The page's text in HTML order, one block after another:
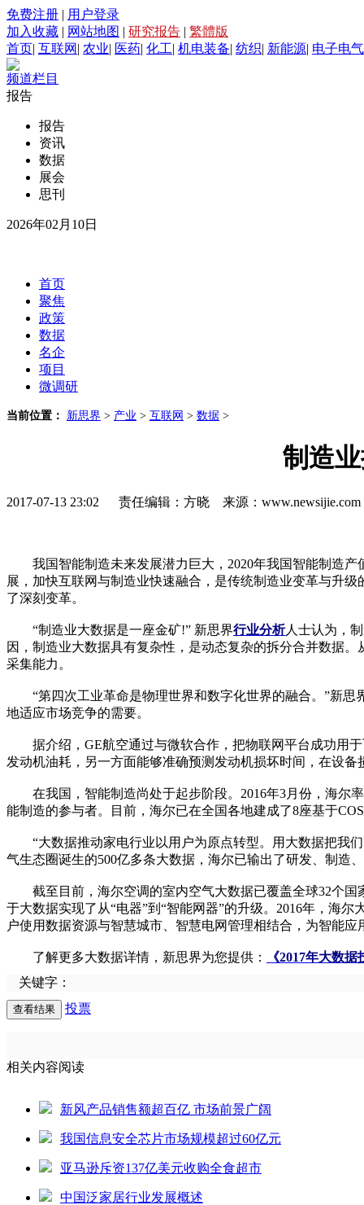
免费注册 | 用户登录
加入收藏 | 网站地图 | 研究报告 | 繁體版
首页| 互联网 | 农业| 医药| 化工| 机电装备| 纺织| 新能源| 电子电气
频道栏目
报告
报告
资讯
数据
展会
思刊
2026年02月10日
首页
聚焦
政策
数据
名企
项目
微调研
当前位置： 新思界 > 产业 > 互联网 > 数据 >
制造
2017-07-13 23:02 责任编辑：方晓 来源：
我国智能制造未来发展潜力巨大，2020年我国智能制造产
展，加快互联网与制造业快速融合，是传统制造业变革与升
了深刻变革。
“制造业大数据是一座金矿!” 新思界行业分析人士认为，
因，制造业大数据具有复杂性，是动态复杂的拆分合并数据
采集能力。
“第四次工业革命是物理世界和数字化世界的融合。”新思
地适应市场竞争的需要。
据介绍，GE航空通过与微软合作，把物联网平台成功用于
发动机油耗，另一方面能够准确预测发动机损坏时间，在设
在我国，智能制造尚处于起步阶段。2016年3月份，海尔率
能制造的参与者。目前，海尔已在全国各地建成了8座基于
“大数据推动家电行业以用户为原点转型。用大数据把我们
气生态圈诞生的500亿多条大数据，海尔已输出了研发、制造
截至目前，海尔空调的室内空气大数据已覆盖全球32个国
于大数据实现了从“电器”到“智能网器”的升级。2016年，海
户使用数据资源与智慧城市、智慧电网管理相结合，为智能
了解更多大数据详情，新思界为您提供：
《2017年大数
关键字：
投票
相关内容阅读
新风产品销售额超百亿 市场前景广阔
我国信息安全芯片市场规模超过60亿元
亚马逊斥资137亿美元收购全食超市
中国泛家居行业发展概述